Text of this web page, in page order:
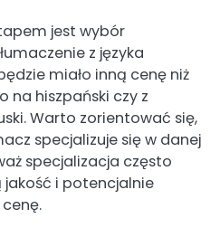
jest wybór
z języka
miało inną cenę niż
na hiszpański czy z
Warto zorientować się,
specjalizuje się w danej
specjalizacja często
jakość i potencjalnie